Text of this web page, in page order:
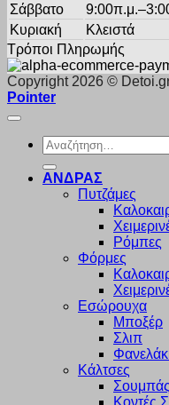
Σάββατο
Κυριακή
Κλειστά
Τρόποι Πληρωμής
Copyright 2026 ©
Pointer
Αναζήτηση
για:
ΑΝΔΡΑΣ
Πυτζάμες
Ρόμπες
Φόρμες
Εσώρουχα
Μποξέρ
Σλιπ
Κάλτσες
Κοντές